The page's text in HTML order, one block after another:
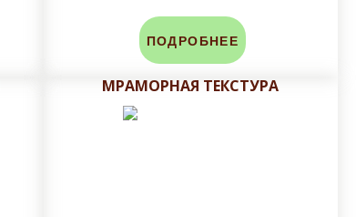
ПОДРОБНЕЕ
МРАМОРНАЯ ТЕКСТУРА